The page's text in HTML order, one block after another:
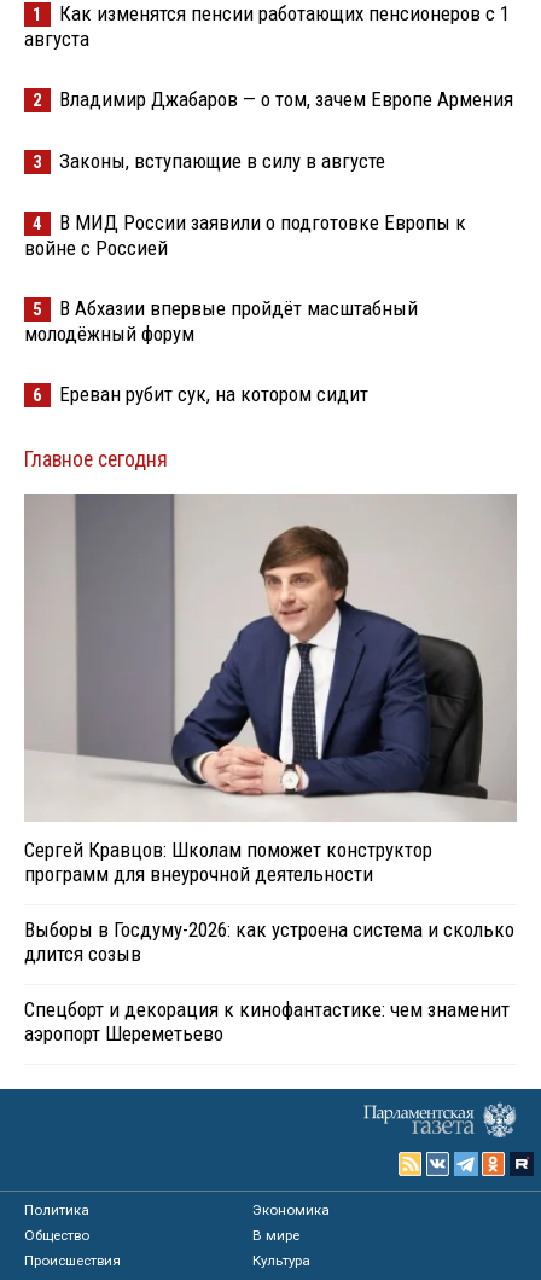
1
Как изменятся пенсии работающих пенсионеров с 1
августа
2 Владимир Джабаров — о том, зачем Европе Армения
3 Законы, вступающие в силу в августе
4
В МИД России заявили о подготовке Европы к
войне с Россией
5
В Абхазии впервые пройдёт масштабный
молодёжный форум
6 Ереван рубит сук, на котором сидит
Главное сегодня
Сергей Кравцов: Школам поможет конструктор
программ для внеурочной деятельности
Выборы в Госдуму-2026: как устроена система и сколько
длится созыв
Спецборт и декорация к кинофантастике: чем знаменит
аэропорт Шереметьево
Политика
Экономика
Общество
В мире
Происшествия
Культура